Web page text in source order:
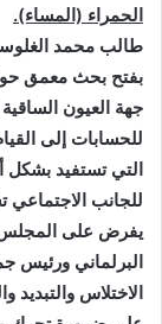
الحمراء (المساء).
طالب محمد
بفتح بحث معمق
جھة العیون
للحسابات إلى
التي تستفید بشكل
یفرض على المجلس
البرلماني ورئیس
الاختلاس والتبدید